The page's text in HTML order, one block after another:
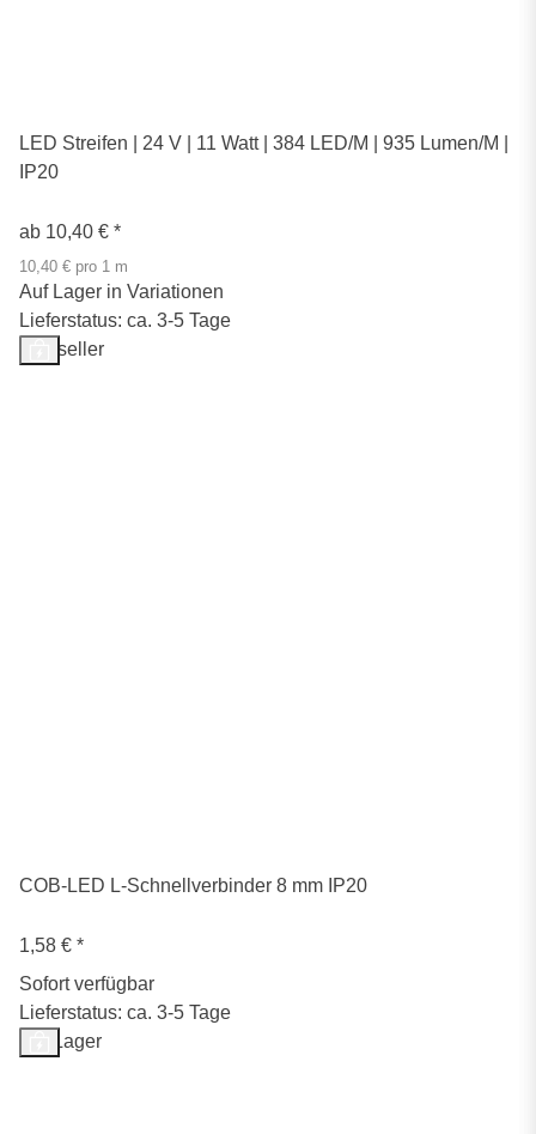
LED Streifen | 24 V | 11 Watt | 384 LED/M | 935 Lumen/M |
IP20
ab 10,40 € *
10,40 € pro 1 m
Auf Lager in Variationen
Lieferstatus: ca. 3-5 Tage
Bestseller
COB-LED L-Schnellverbinder 8 mm IP20
1,58 € *
Sofort verfügbar
Lieferstatus: ca. 3-5 Tage
Auf Lager